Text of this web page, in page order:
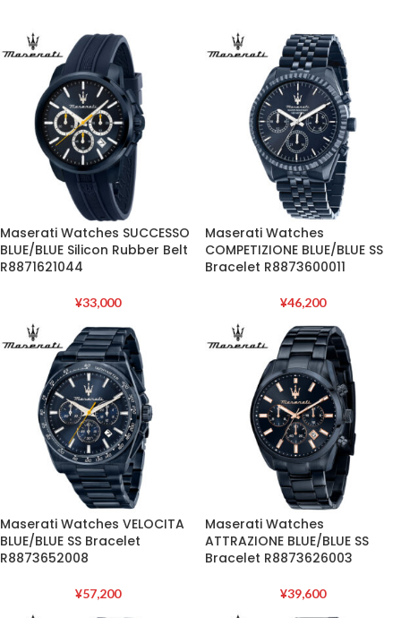
Maserati Watches SUCCESSO
BLUE/BLUE Silicon Rubber Belt
R8871621044
¥33,000
Maserati Watches
COMPETIZIONE BLUE/BLUE SS
Bracelet R8873600011
¥46,200
Maserati Watches VELOCITA
BLUE/BLUE SS Bracelet
R8873652008
¥57,200
Maserati Watches
ATTRAZIONE BLUE/BLUE SS
Bracelet R8873626003
¥39,600